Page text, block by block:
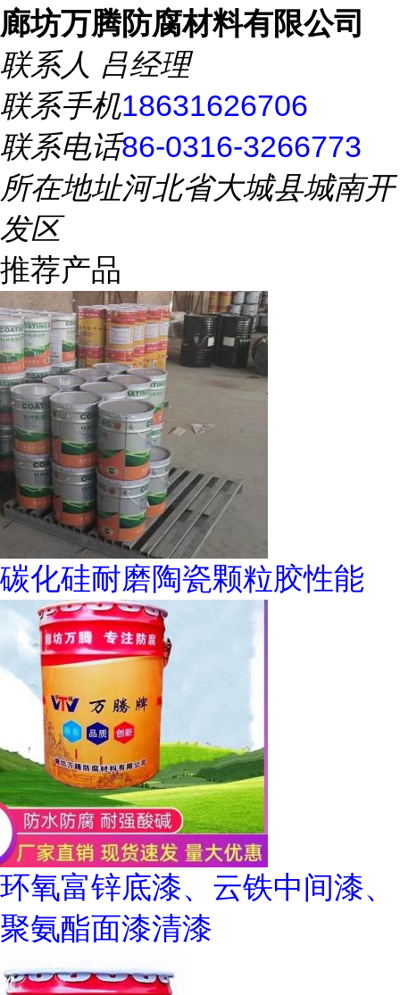
廊坊万腾防腐材料有限公司
联系人 吕经理
联系手机18631626706
联系电话86-0316-3266773
所在地址河北省大城县城南开
发区
推荐产品
碳化硅耐磨陶瓷颗粒胶性能
环氧富锌底漆、云铁中间漆、
聚氨酯面漆清漆